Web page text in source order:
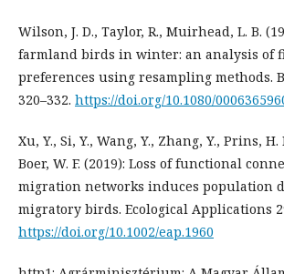
Wilson, J. D., Taylor, R., Muirhead, L. B.
farmland birds in winter: an analysis of
preferences using resampling methods.
320–332. https://doi.org/10.1080/
Xu, Y., Si, Y., Wang, Y., Zhang, Y., Prins, H.
Boer, W. F. (2019): Loss of functional
migration networks induces population
migratory birds. Ecological Applications
https://doi.org/10.1002/eap.1960